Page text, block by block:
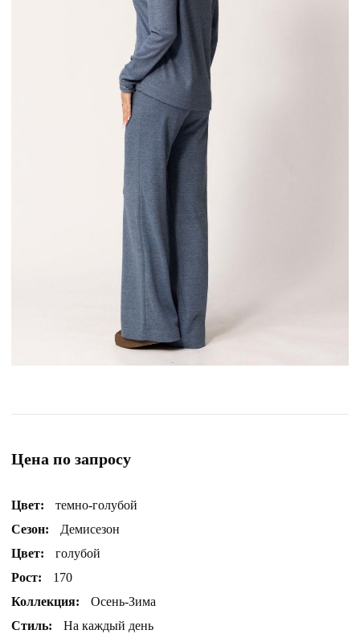
Цена по запросу
Цвет:
темно-голубой
Сезон:
Демисезон
Цвет:
голубой
Рост:
170
Коллекция:
Осень-Зима
Стиль:
На каждый день